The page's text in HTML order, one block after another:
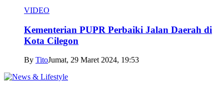
VIDEO
Kementerian PUPR Perbaiki Jalan Daerah di
Kota Cilegon
By TitoJumat, 29 Maret 2024, 19:53